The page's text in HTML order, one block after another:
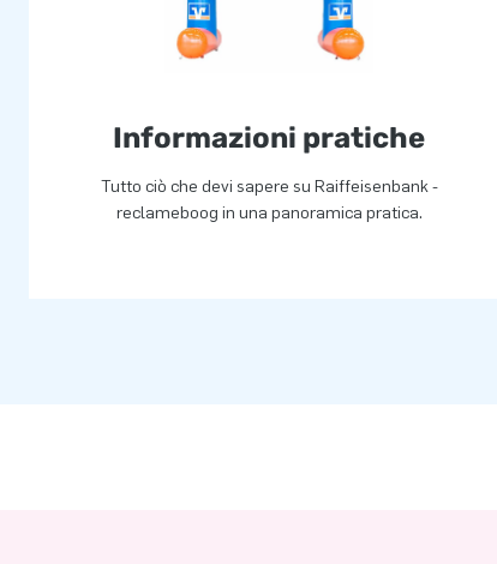
Informazioni pratiche
Tutto ciò che devi sapere su Raiffeisenbank -
reclameboog in una panoramica pratica.